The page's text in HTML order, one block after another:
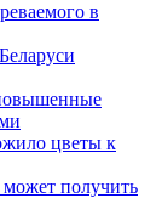
в
цветы к
может получить